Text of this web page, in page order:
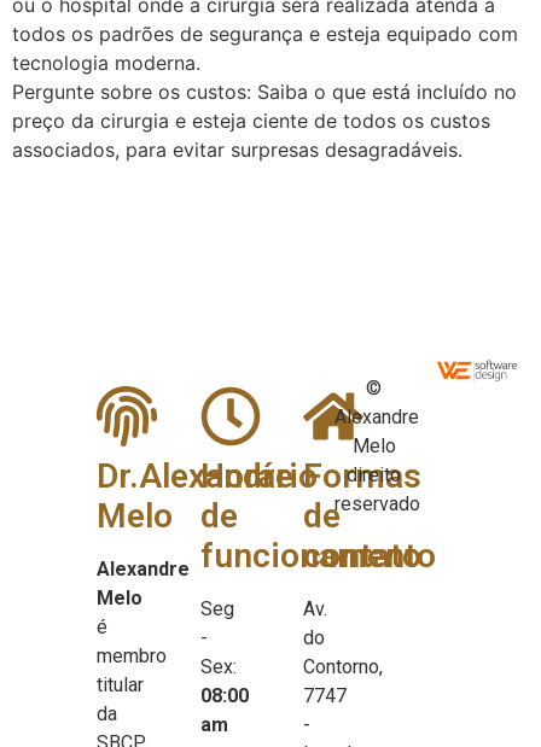
todos os padrões de segurança e esteja equipado com
tecnologia moderna.
Pergunte sobre os custos: Saiba o que está incluído no
preço da cirurgia e esteja ciente de todos os custos
associados, para evitar surpresas desagradáveis.
Dr.Alexandre
Melo
Alexandre
Melo
é
membro
titular
da
Horário
de
funcionamento
Seg
-
Sex:
08:00
am
Formas
de
contato
Av.
do
Contorno,
7747
-
©
Alexandre
Melo
direito
reservado